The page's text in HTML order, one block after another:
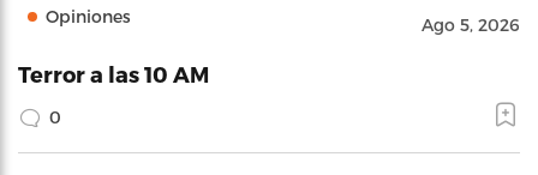
Opiniones Ago 5, 2026
Terror a las 10 AM
0